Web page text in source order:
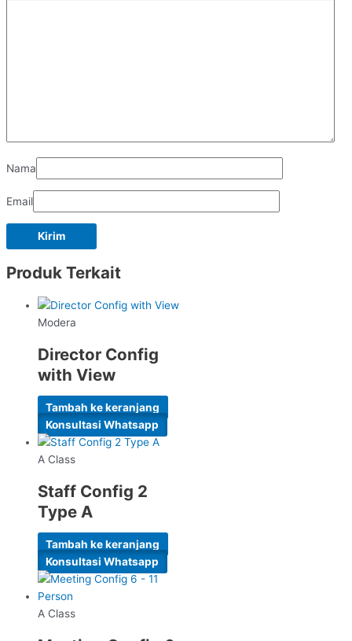
Nama
Email
Produk Terkait
Modera
Director Config
with View
Tambah ke keranjang
Konsultasi Whatsapp
A Class
Staff Config 2
Type A
Tambah ke keranjang
Konsultasi Whatsapp
A Class